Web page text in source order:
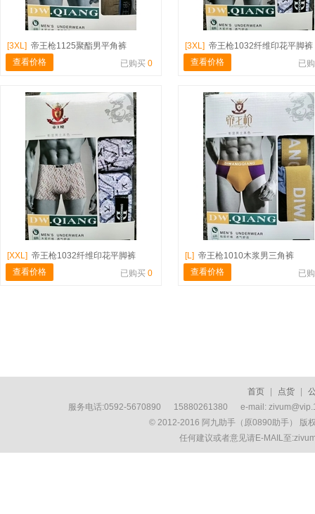
[3XL] 帝王枪1125聚酯男平角裤
查看价格
已购买 0
[3XL] 帝王枪1032纤维印花平脚裤
查看价格
已
[XXL] 帝王枪1032纤维印花平脚裤
查看价格
已购买 0
[L] 帝王枪1010木浆男三角裤
查看价格
已
首页 点货
服务电话:0592-5670890 15880261380 e-mail:
© 2012-2016 阿九助手（原0890助手） 版
任何建议或者意见请E-MAIL至